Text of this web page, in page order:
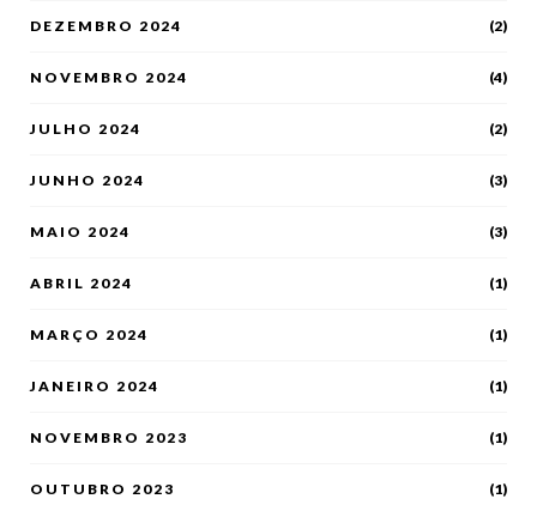
DEZEMBRO 2024 (2)
NOVEMBRO 2024 (4)
JULHO 2024 (2)
JUNHO 2024 (3)
MAIO 2024 (3)
ABRIL 2024 (1)
MARÇO 2024 (1)
JANEIRO 2024 (1)
NOVEMBRO 2023 (1)
OUTUBRO 2023 (1)